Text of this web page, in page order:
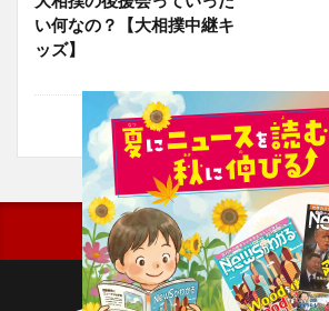
い何なの？【大相撲中継キ
ッズ】